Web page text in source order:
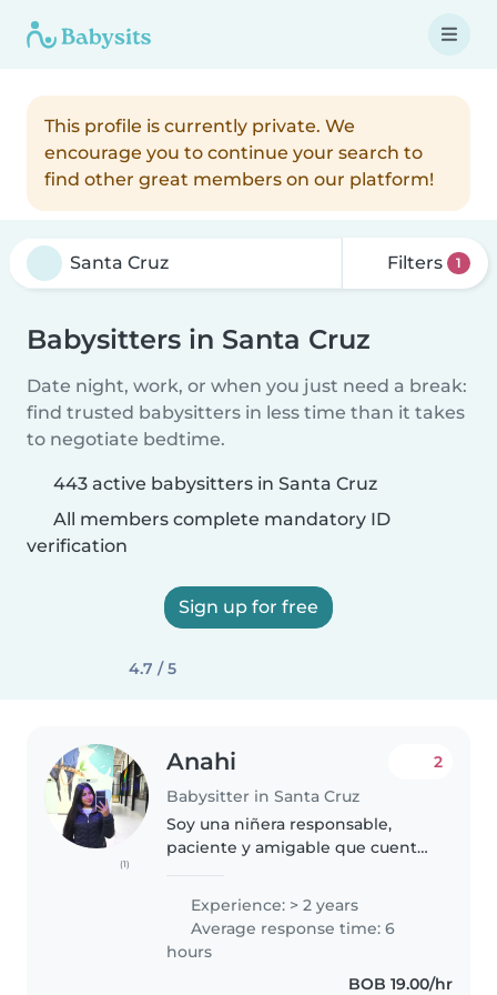
This profile is currently private. We
encourage you to continue your search to
find other great members on our platform!
Filters 1
Babysitters in Santa Cruz
Date night, work, or when you just need a break:
find trusted babysitters in less time than it takes
to negotiate bedtime.
443 active babysitters in Santa Cruz
All members complete mandatory ID
verification
Sign up for free
4.7 / 5
(1)
Anahi
Babysitter in Santa Cruz
2
Soy una niñera responsable,
paciente y amigable que cuenta
cuidando a bebés, niños
pequeños y preescolares.
Aunque no tengo certificación
de primeros auxilios,..
Experience: > 2 years
Average response time: 6
hours
BOB 19.00/hr